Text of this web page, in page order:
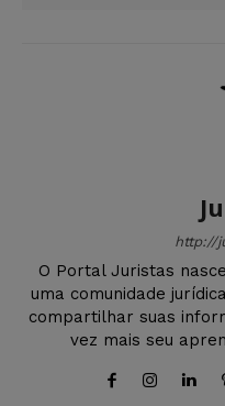
http://
O Portal Juristas
uma comunidade
compartilhar suas
vez mais seu